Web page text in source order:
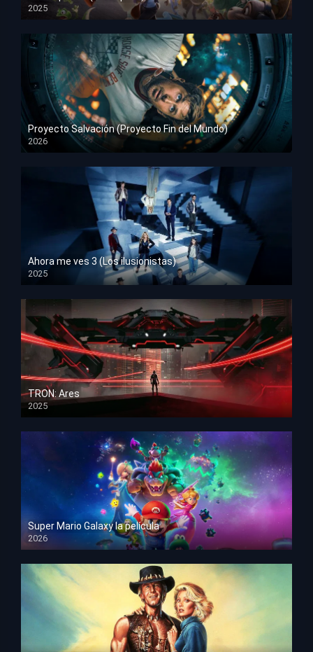
2025
HD 1080p
Proyecto Salvación (Proyecto Fin del Mundo)
2026
HD 1080p
Ahora me ves 3 (Los ilusionistas)
2025
HD 1080p
TRON: Ares
2025
HD 1080p
Super Mario Galaxy la película
2026
HD 1080p